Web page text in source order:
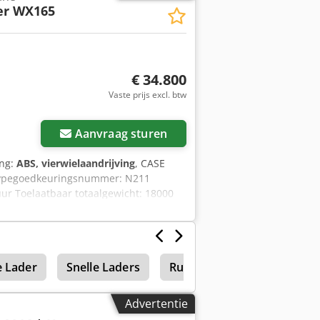
WX165
€ 34.800
Vaste prijs excl. btw
Aanvraag sturen
ABS, vierwielaandrijving, CASE
N211
Toelaatbaar totaalgewicht: 18000
2,89 m Kleur: geel - Bediening met
gebied van financiering/leasing, in
onder voorbehoud. Fouten en
Lader Snelle Laders Rupsgraafmachines
Advertentie